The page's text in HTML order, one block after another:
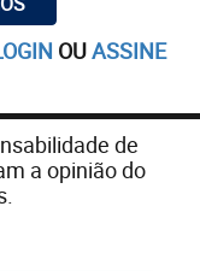
OUASSINE
de
a opinião do